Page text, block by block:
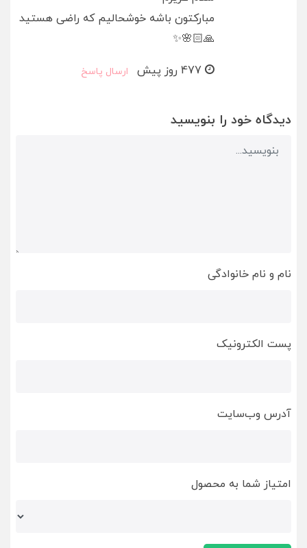
مبارکتون باشه خوشحالیم که راضی هستید
🙏🏻🌸✨
ارسال پاسخ
دیدگاه خود را بنویسید
نام و نام خانوادگی
پست الکترونیک
آدرس وب‌سایت
امتیاز شما به محصول